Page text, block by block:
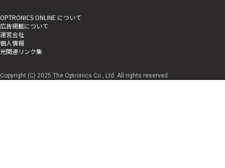
OPTRONICS ONLINE について
広告掲載について
運営会社
個人情報
光関連リンク集
Copyright (C) 2025 The Optronics Co., Ltd. All rights reserved.